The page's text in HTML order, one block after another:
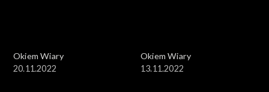
Okiem Wiary
20.11.2022
Okiem Wiary
13.11.2022